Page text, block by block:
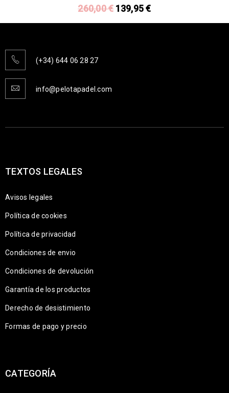
260,00€ 139,95€
(+34) 644 06 28 27
info@pelotapadel.com
TEXTOS LEGALES
Avisos legales
Política de cookies
Política de privacidad
Condiciones de envio
Condiciones de devolución
Garantía de los productos
Derecho de desistimiento
Formas de pago y precio
CATEGORÍA